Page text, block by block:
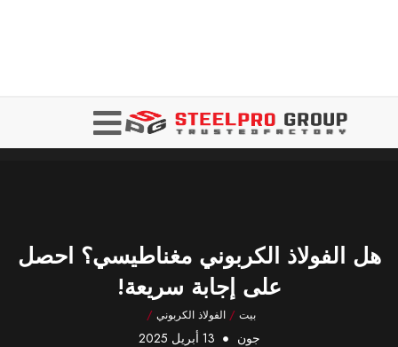
هل الفولاذ الكربوني مغناطيسي؟ احصل
على إجابة سريعة!
بيت /الفولاذ الكربوني /
جون 13 أبريل 2025